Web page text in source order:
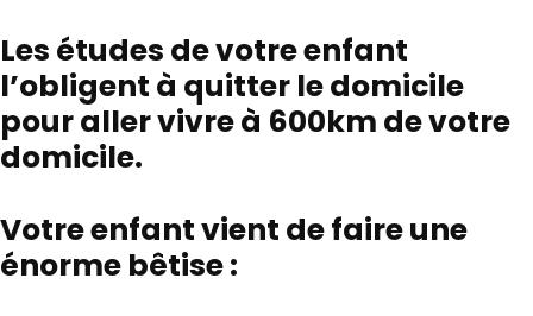
Les études de votre enfant
l’obligent à quitter le domicile
pour aller vivre à 600km de votre
domicile.
Votre enfant vient de faire une
énorme bêtise :